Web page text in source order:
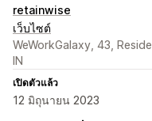
retainwise
เว็บไซต์
WeWorkGalaxy, 43,
IN
เปิดตัวแล้ว
12 มิถุนายน 2023